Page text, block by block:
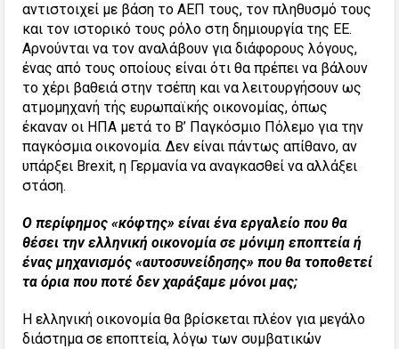
αντιστοιχεί με βάση το ΑΕΠ τους, τον πληθυσμό τους
και τον ιστορικό τους ρόλο στη δημιουργία της ΕΕ.
Αρνούνται να τον αναλάβουν για διάφορους λόγους,
ένας από τους οποίους είναι ότι θα πρέπει να βάλουν
το χέρι βαθειά στην τσέπη και να λειτουργήσουν ως
ατμομηχανή τής ευρωπαϊκής οικονομίας, όπως
έκαναν οι ΗΠΑ μετά το Β’ Παγκόσμιο Πόλεμο για την
παγκόσμια οικονομία. Δεν είναι πάντως απίθανο, αν
υπάρξει Brexit, η Γερμανία να αναγκασθεί να αλλάξει
στάση.
Ο περίφημος «κόφτης» είναι ένα εργαλείο που θα
θέσει την ελληνική οικονομία σε μόνιμη εποπτεία ή
ένας μηχανισμός «αυτοσυνείδησης» που θα τοποθετεί
τα όρια που ποτέ δεν χαράξαμε μόνοι μας;
Η ελληνική οικονομία θα βρίσκεται πλέον για μεγάλο
διάστημα σε εποπτεία, λόγω των συμβατικών